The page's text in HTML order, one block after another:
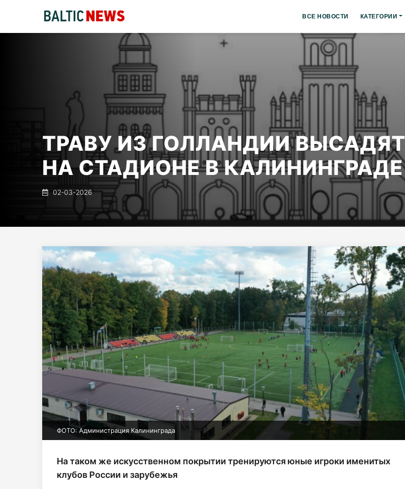
ВСЕ НОВОСТИ КАТЕГОРИИ
ТРАВУ ИЗ ГОЛЛАНДИИ ВЫСАДЯТ
НА СТАДИОНЕ В КАЛИНИНГРАДЕ
02-03-2026
ФОТО: Администрация Калининграда
На таком же искусственном покрытии тренируются юные игроки именитых
клубов России и зарубежья